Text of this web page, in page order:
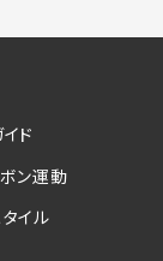
ド
ン運動
イル